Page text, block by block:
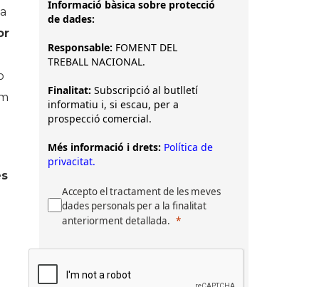
Informació bàsica sobre protecció
de dades:
Responsable: FOMENT DEL
TREBALL NACIONAL.
Finalitat: Subscripció al butlletí
informatiu i, si escau, per a
prospecció comercial.
Més informació i drets: Política de
privacitat.
Accepto el tractament de les meves
dades personals per a la finalitat
anteriorment detallada.